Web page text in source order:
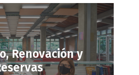
Renovación y